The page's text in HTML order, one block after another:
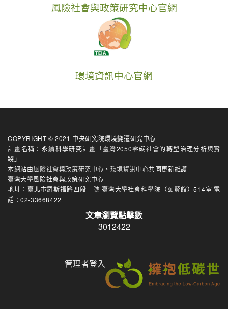
風險社會與政策研究中心官網
環境資訊中心官網
COPYRIGHT © 2021 中央研究院環境變遷研究中心
計畫名稱：永續科學研究計畫「臺灣2050零碳社會的轉型治理分析與實
踐」
本網站由風險社會與政策研究中心 、 環境資訊中心共同更新維護
臺灣大學風險社會與政策研究中心
地址：臺北市羅斯福路四段一號 臺灣大學社會科學院（頤賢館）514室 電
話：02-33668422
文章瀏覽點擊數
3012422
管理者登入